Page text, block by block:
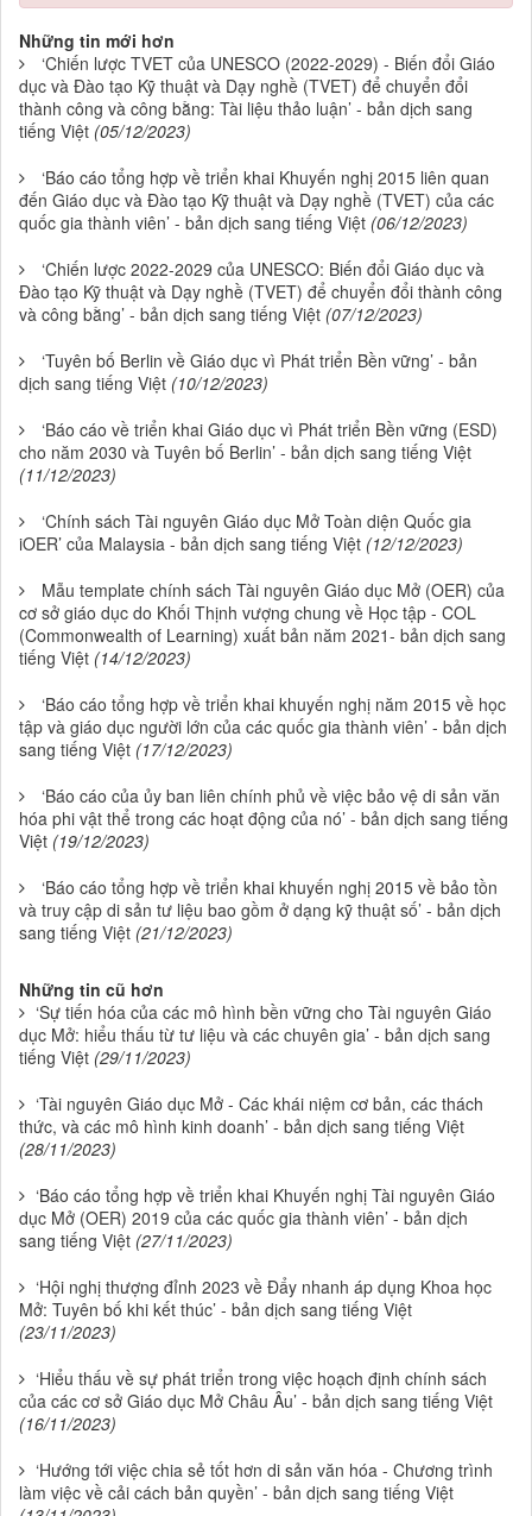
Những tin mới hơn
‘Chiến lược TVET của UNESCO (2022-2029) - Biến đổi Giáo
dục và Đào tạo Kỹ thuật và Dạy nghề (TVET) để chuyển đổi
thành công và công bằng: Tài liệu thảo luận’ - bản dịch sang
tiếng Việt (05/12/2023)
‘Báo cáo tổng hợp về triển khai Khuyến nghị 2015 liên quan
đến Giáo dục và Đào tạo Kỹ thuật và Dạy nghề (TVET) của các
quốc gia thành viên’ - bản dịch sang tiếng Việt (06/12/2023)
‘Chiến lược 2022-2029 của UNESCO: Biến đổi Giáo dục và
Đào tạo Kỹ thuật và Dạy nghề (TVET) để chuyển đổi thành công
và công bằng’ - bản dịch sang tiếng Việt (07/12/2023)
‘Tuyên bố Berlin về Giáo dục vì Phát triển Bền vững’ - bản
dịch sang tiếng Việt (10/12/2023)
‘Báo cáo về triển khai Giáo dục vì Phát triển Bền vững (ESD)
cho năm 2030 và Tuyên bố Berlin’ - bản dịch sang tiếng Việt
(11/12/2023)
‘Chính sách Tài nguyên Giáo dục Mở Toàn diện Quốc gia
iOER’ của Malaysia - bản dịch sang tiếng Việt (12/12/2023)
Mẫu template chính sách Tài nguyên Giáo dục Mở (OER) của
cơ sở giáo dục do Khối Thịnh vượng chung về Học tập - COL
(Commonwealth of Learning) xuất bản năm 2021- bản dịch sang
tiếng Việt (14/12/2023)
‘Báo cáo tổng hợp về triển khai khuyến nghị năm 2015 về học
tập và giáo dục người lớn của các quốc gia thành viên’ - bản dịch
sang tiếng Việt (17/12/2023)
‘Báo cáo của ủy ban liên chính phủ về việc bảo vệ di sản văn
hóa phi vật thể trong các hoạt động của nó’ - bản dịch sang tiếng
Việt (19/12/2023)
‘Báo cáo tổng hợp về triển khai khuyến nghị 2015 về bảo tồn
và truy cập di sản tư liệu bao gồm ở dạng kỹ thuật số’ - bản dịch
sang tiếng Việt (21/12/2023)
Những tin cũ hơn
‘Sự tiến hóa của các mô hình bền vững cho Tài nguyên Giáo
dục Mở: hiểu thấu từ tư liệu và các chuyên gia’ - bản dịch sang
tiếng Việt (29/11/2023)
‘Tài nguyên Giáo dục Mở - Các khái niệm cơ bản, các thách
thức, và các mô hình kinh doanh’ - bản dịch sang tiếng Việt
(28/11/2023)
‘Báo cáo tổng hợp về triển khai Khuyến nghị Tài nguyên Giáo
dục Mở (OER) 2019 của các quốc gia thành viên’ - bản dịch
sang tiếng Việt (27/11/2023)
‘Hội nghị thượng đỉnh 2023 về Đẩy nhanh áp dụng Khoa học
Mở: Tuyên bố khi kết thúc’ - bản dịch sang tiếng Việt
(23/11/2023)
‘Hiểu thấu về sự phát triển trong việc hoạch định chính sách
của các cơ sở Giáo dục Mở Châu Âu’ - bản dịch sang tiếng Việt
(16/11/2023)
‘Hướng tới việc chia sẻ tốt hơn di sản văn hóa - Chương trình
làm việc về cải cách bản quyền’ - bản dịch sang tiếng Việt